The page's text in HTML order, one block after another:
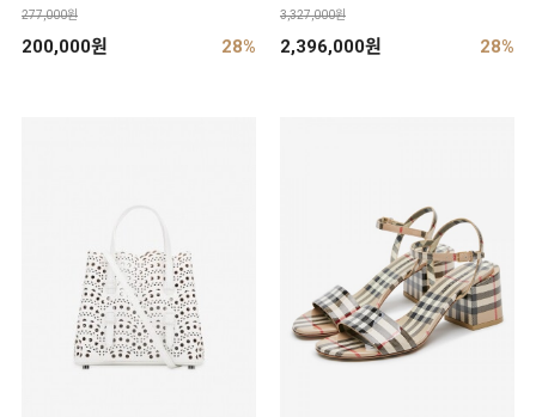
277,000원
200,000원 28%
3,327,000원
2,396,000원 28%